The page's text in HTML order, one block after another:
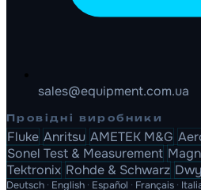
sales@equipment.com.ua
Провідні виробники
Fluke Anritsu AMETEK M&G
Sonel Test & Measurement
Tektronix Rohde & Schwarz
Deutsch · English · Español · Français ·